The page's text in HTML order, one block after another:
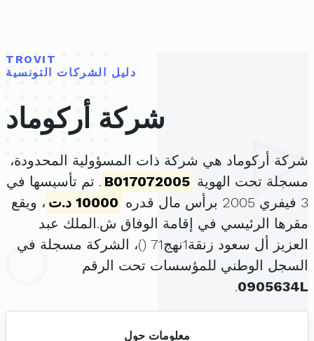
TROVIT
دليل الشركات التونسية
شركة أركوماد
شركة أركوماد هي شركة ذات المسؤولية المحدودة،
مسجلة تحت الهوية B017072005 . تم تأسيسها في
3 فيفري 2005 برأس مال قدره
10000 د.ت
، ويقع
مقرها الرئيسي في إقامة الوفاق ش.الملك عبد
العزيز أل سعود زنقة1نهج71 (
)، الشركة مسجلة في
السجل الوطني للمؤسسات تحت الرقم
0905634L
.
معلومات حول